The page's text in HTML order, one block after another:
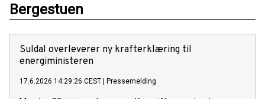
Bergestuen
Suldal overleverer ny krafterklæring til
energiministeren
17.6.2026 14:29:26 CEST Pressemelding